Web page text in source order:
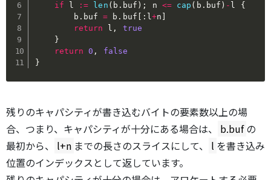
if l := len ( b . buf ) ; n <= cap ( b . buf ) - l {
		b
. buf = b . buf [ : l+n ]
return l ,
true
}
return
0 ,
false
}
残りのキャパシティが書き込むバイトの要素数以上の場
合、つまり、キャパシティが十分にある場合は、
b.bufの
最初から、
l+n までの長さのスライスにして、 l を書き込み
位置のインデックスとして返しています。